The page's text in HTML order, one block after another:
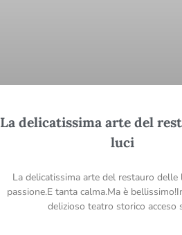
La delicatissima arte del
luci
La delicatissima arte del restauro delle
passione.E tanta calma.Ma è
delizioso teatro storico acceso